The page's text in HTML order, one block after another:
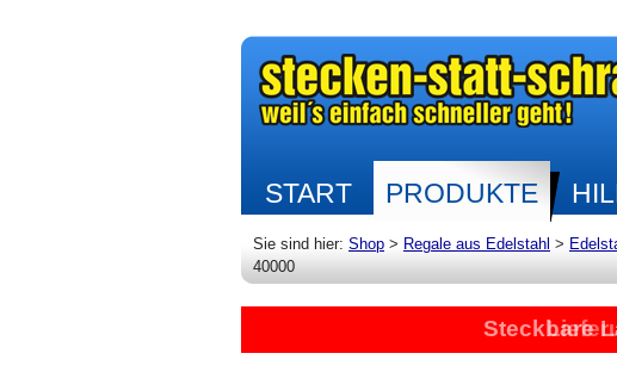
START PRODUKTE
Sie sind hier: Shop > Regale aus Edelstahl >
40000
Steckbare